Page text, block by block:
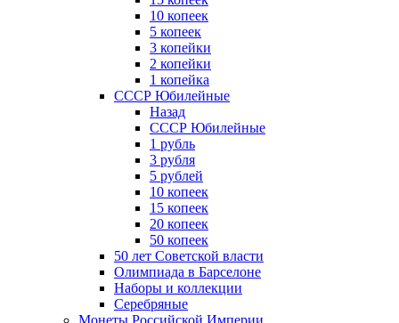
10 копеек
5 копеек
3 копейки
2 копейки
1 копейка
СССР Юбилейные
Назад
СССР Юбилейные
1 рубль
3 рубля
5 рублей
10 копеек
15 копеек
20 копеек
50 копеек
50 лет Советской власти
Олимпиада в Барселоне
Наборы и коллекции
Серебряные
Монеты Российской Империи